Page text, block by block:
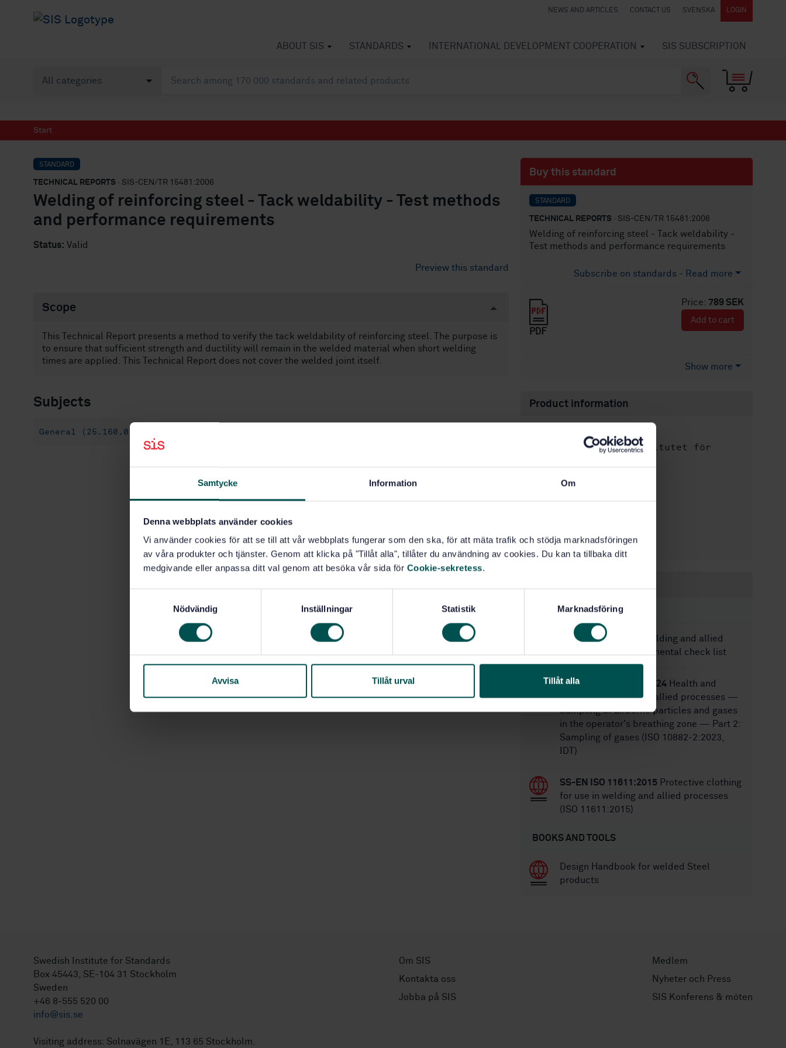
Samtycke Information Om
Denna webbplats använder cookies
Vi använder cookies för att se till att vår webbplats fungerar som den ska, för att mäta trafik och stödja marknadsföringen
av våra produkter och tjänster. Genom att klicka på "Tillåt alla", tillåter du användning av cookies. Du kan ta tillbaka ditt
medgivande eller anpassa ditt val genom att besöka vår sida för Cookie-sekretess.
s
Nödvändig Inställningar Statistik Marknadsföring
Avvisa Tillåt urval Tillåt alla
NEWS AND ARTICLES CONTACT US SVENSKA LOGIN
ABOUT SIS STANDARDS INTERNATIONAL DEVELOPMENT COOPERATION SIS SUBSCRIPTION
Start
STANDARD
TECHNICAL REPORTS · SIS-CEN/TR 15481:2006
Welding of reinforcing steel - Tack weldability - Test methods
and performance requirements
Status: Valid
Preview this standard
Scope
This Technical Report presents a method to verify the tack weldability of reinforcing steel. The purpose is
to ensure that sufficient strength and ductility will remain in the welded material when short welding
times are applied. This Technical Report does not cover the welded joint itself.
Subjects
General (25.160.01)
Buy this standard
STANDARD
TECHNICAL REPORTS · SIS-CEN/TR 15481:2006
Welding of reinforcing steel - Tack weldability -
Test methods and performance requirements
Subscribe on standards - Read more
Price: 789 SEK
PDF
Add to cart
Show more
Product information
Svenska institutet för
No of pages:20
STANDARDS
SS-EN 14717:2024
Welding and allied
processes — Environmental check list
SS-EN ISO 10882-2:2024 Health and
safety in welding and allied processes —
Sampling of airborne particles and gases
in the operator's breathing zone — Part 2:
Sampling of gases (ISO 10882-2:2023,
IDT)
SS-EN ISO 11611:2015 Protective clothing
for use in welding and allied processes
(ISO 11611:2015)
BOOKS AND TOOLS
Design Handbook for welded Steel
products
Swedish Institute for Standards
Box 45443, SE-104 31 Stockholm
Sweden
+46 8-555 520 00
info@sis.se
Visiting address: Solnavägen 1E, 113 65 Stockholm.
Om SIS
Kontakta oss
Jobba på SIS
Medlem
Nyheter och Press
SIS Konferens & möten